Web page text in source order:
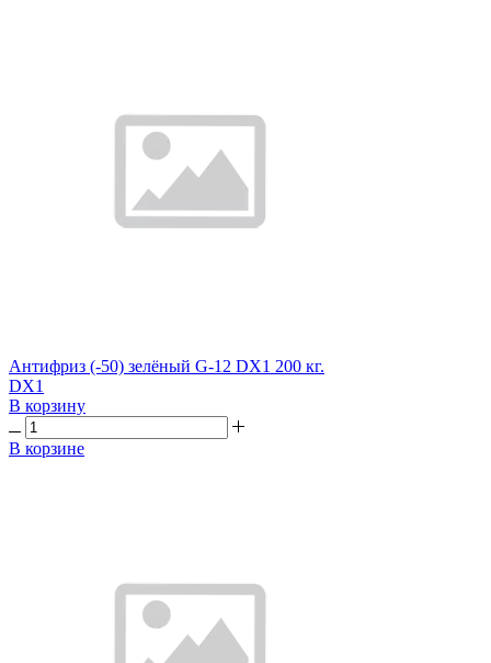
Антифриз (-50) зелёный G-12 DX1 200 кг.
DX1
В корзину
В корзине